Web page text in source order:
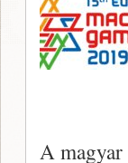
A magyar